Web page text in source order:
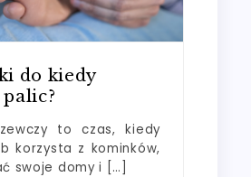
do kiedy
to czas, kiedy
korzysta z kominków,
swoje domy i […]